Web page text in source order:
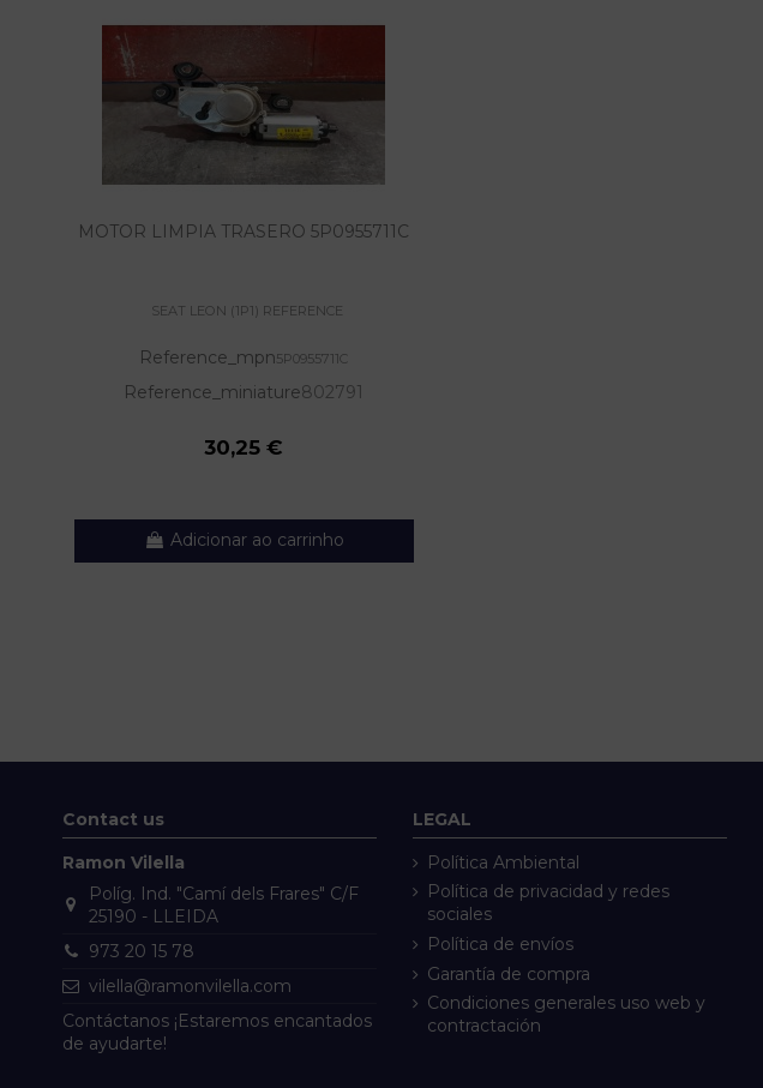
MOTOR LIMPIA TRASERO 5P0955711C
SEAT LEON (1P1) REFERENCE
Reference_mpn5P0955711C
Reference_miniature802791
30,25 €
Adicionar ao carrinho
Contact us
Ramon Vilella
Políg. Ind. "Camí dels Frares" C/F
25190 - LLEIDA
973 20 15 78
vilella@ramonvilella.com
Contáctanos ¡Estaremos encantados
de ayudarte!
LEGAL
Política Ambiental
Política de privacidad y redes
sociales
Política de envíos
Garantía de compra
Condiciones generales uso web y
contractación